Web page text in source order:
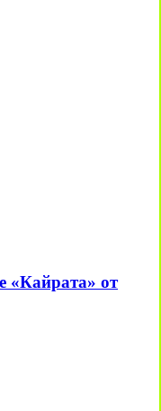
«Кайрата» от